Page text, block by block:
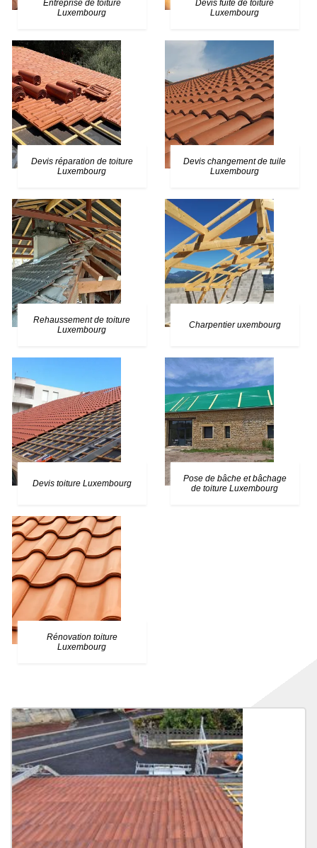
Entreprise de toiture
Luxembourg
Devis fuite de toiture
Luxembourg
Devis réparation de toiture
Luxembourg
Devis changement de tuile
Luxembourg
Rehaussement de toiture
Luxembourg
Charpentier uxembourg
Devis toiture Luxembourg
Pose de bâche et bâchage
de toiture Luxembourg
Rénovation toiture
Luxembourg